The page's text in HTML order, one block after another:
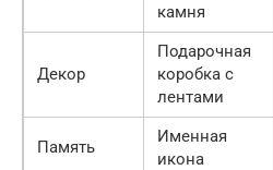
камня
Декор
Подарочная
коробка с
лентами
Память
Именная
икона